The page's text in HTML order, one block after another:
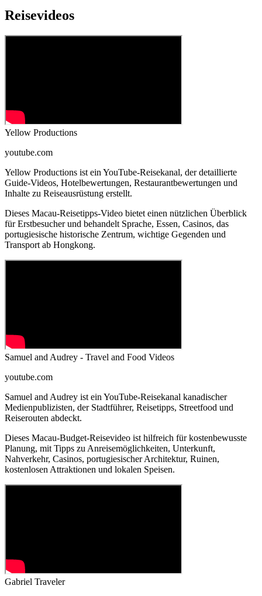
Reisevideos
Yellow Productions
youtube.com
Yellow Productions ist ein YouTube-Reisekanal, der detaillierte
Guide-Videos, Hotelbewertungen, Restaurantbewertungen und
Inhalte zu Reiseausrüstung erstellt.
Dieses Macau-Reisetipps-Video bietet einen nützlichen Überblick
für Erstbesucher und behandelt Sprache, Essen, Casinos, das
portugiesische historische Zentrum, wichtige Gegenden und
Transport ab Hongkong.
Samuel and Audrey - Travel and Food Videos
youtube.com
Samuel and Audrey ist ein YouTube-Reisekanal kanadischer
Medienpublizisten, der Stadtführer, Reisetipps, Streetfood und
Reiserouten abdeckt.
Dieses Macau-Budget-Reisevideo ist hilfreich für kostenbewusste
Planung, mit Tipps zu Anreisemöglichkeiten, Unterkunft,
Nahverkehr, Casinos, portugiesischer Architektur, Ruinen,
kostenlosen Attraktionen und lokalen Speisen.
Gabriel Traveler